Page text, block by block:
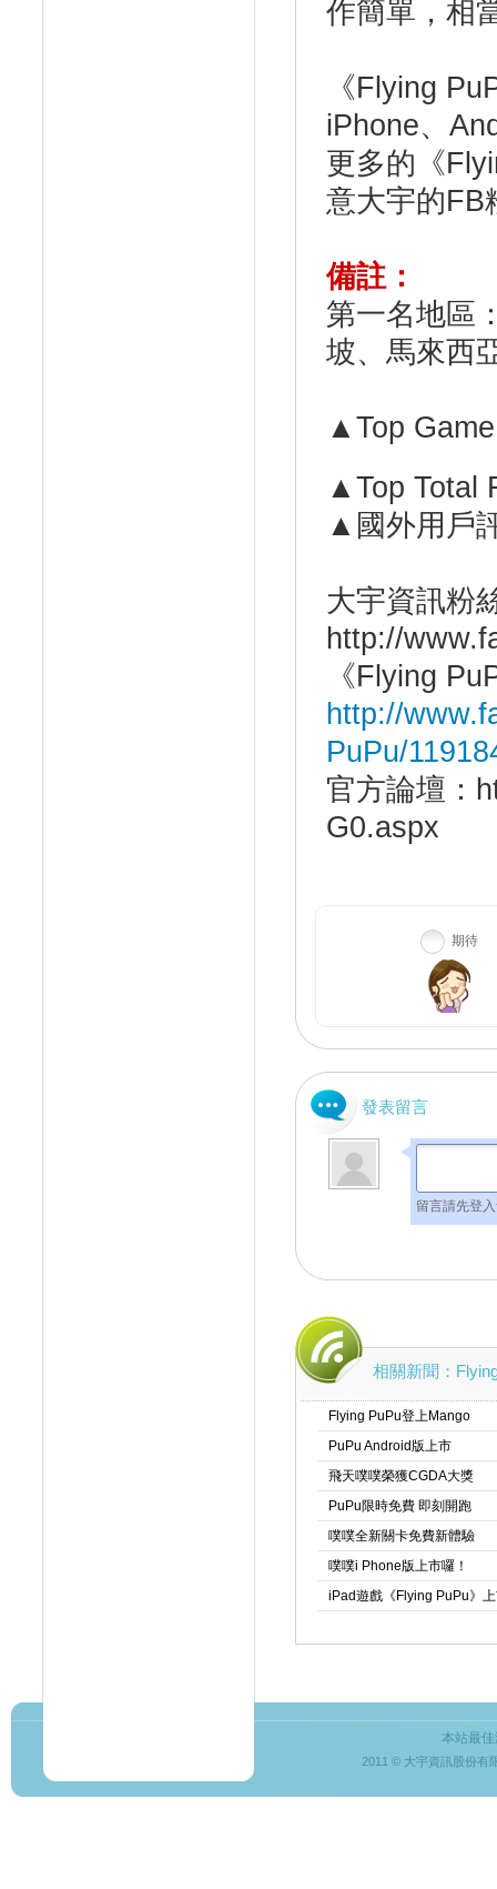
作簡單，相
《Flying
iPhone、
更多的《
意大宇的FB
備註：
第一名地區
坡、馬來西
▲Top
▲Top Total
▲國外用戶
大宇資訊粉
http://
《Flying
http://
PuPu/
官方論壇：
G0.aspx
期待
發表留言
留言請先登
相關新聞：
Flying PuPu登上Mango
PuPu Android版上市
飛天噗噗榮獲CGDA大獎
PuPu限時免費 即刻開跑
噗噗全新關卡免費新體驗
噗噗i Phone版上市囉！
iPad遊戲《Flying PuPu》
本站最
2011 © 大宇資訊股份有